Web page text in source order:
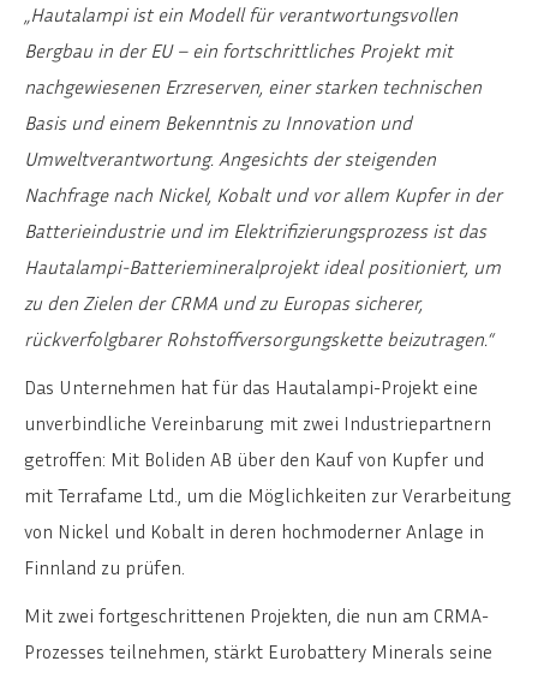
„Hautalampi ist ein Modell für verantwortungsvollen
Bergbau in der EU – ein fortschrittliches Projekt mit
nachgewiesenen Erzreserven, einer starken technischen
Basis und einem Bekenntnis zu Innovation und
Umweltverantwortung. Angesichts der steigenden
Nachfrage nach Nickel, Kobalt und vor allem Kupfer in der
Batterieindustrie und im Elektrifizierungsprozess ist das
Hautalampi-Batteriemineralprojekt ideal positioniert, um
zu den Zielen der CRMA und zu Europas sicherer,
rückverfolgbarer Rohstoffversorgungskette beizutragen.“
Das Unternehmen hat für das Hautalampi-Projekt eine
unverbindliche Vereinbarung mit zwei Industriepartnern
getroffen: Mit Boliden AB über den Kauf von Kupfer und
mit Terrafame Ltd., um die Möglichkeiten zur Verarbeitung
von Nickel und Kobalt in deren hochmoderner Anlage in
Finnland zu prüfen.
Mit zwei fortgeschrittenen Projekten, die nun am CRMA-
Prozesses teilnehmen, stärkt Eurobattery Minerals seine